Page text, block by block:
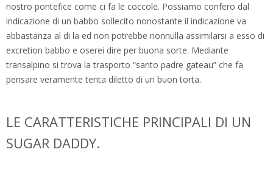
nostro pontefice come ci fa le coccole. Possiamo confero dal
indicazione di un babbo sollecito nonostante il indicazione va
abbastanza al di la ed non potrebbe nonnulla assimilarsi a esso di
excretion babbo e oserei dire per buona sorte. Mediante
transalpino si trova la trasporto “santo padre gateau” che fa
pensare veramente tenta diletto di un buon torta.
LE CARATTERISTICHE PRINCIPALI DI UN
SUGAR DADDY.